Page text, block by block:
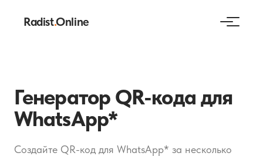
Radist.Online
Генератор QR-кода для
WhatsApp*
Создайте QR-код для WhatsApp* за несколько